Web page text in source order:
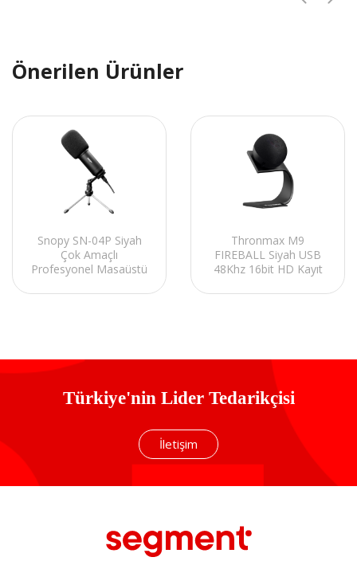
Önerilen Ürünler
Snopy SN-04P Siyah
Çok Amaçlı
Profesyonel Masaüstü
Thronmax M9
FIREBALL Siyah USB
48Khz 16bit HD Kayıt
Türkiye'nin Lider Tedarikçisi
İletişim